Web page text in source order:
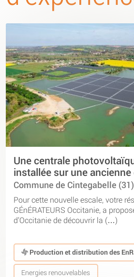
Une centrale
installée sur une ancienne
Commune de Cintegabelle (31)
Pour cette nouvelle escale, votre
GÉnÉRATEURS Occitanie, a
d’Occitanie de découvrir la (…)
Production et distribution des EnR
Energies renouvelables